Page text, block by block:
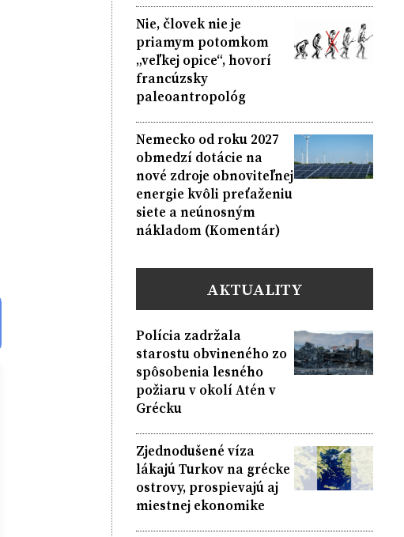
Nie, človek nie je
priamym potomkom
„veľkej opice“, hovorí
francúzsky
paleoantropológ
Nemecko od roku 2027
obmedzí dotácie na
nové zdroje obnoviteľnej
energie kvôli preťaženiu
siete a neúnosným
nákladom (Komentár)
AKTUALITY
Polícia zadržala
starostu obvineného zo
spôsobenia lesného
požiaru v okolí Atén v
Grécku
Zjednodušené víza
lákajú Turkov na grécke
ostrovy, prospievajú aj
miestnej ekonomike